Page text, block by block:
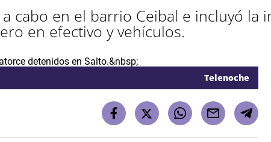
cabo en el barrio Ceibal e incluyó la
en efectivo y vehículos.
Telenoche